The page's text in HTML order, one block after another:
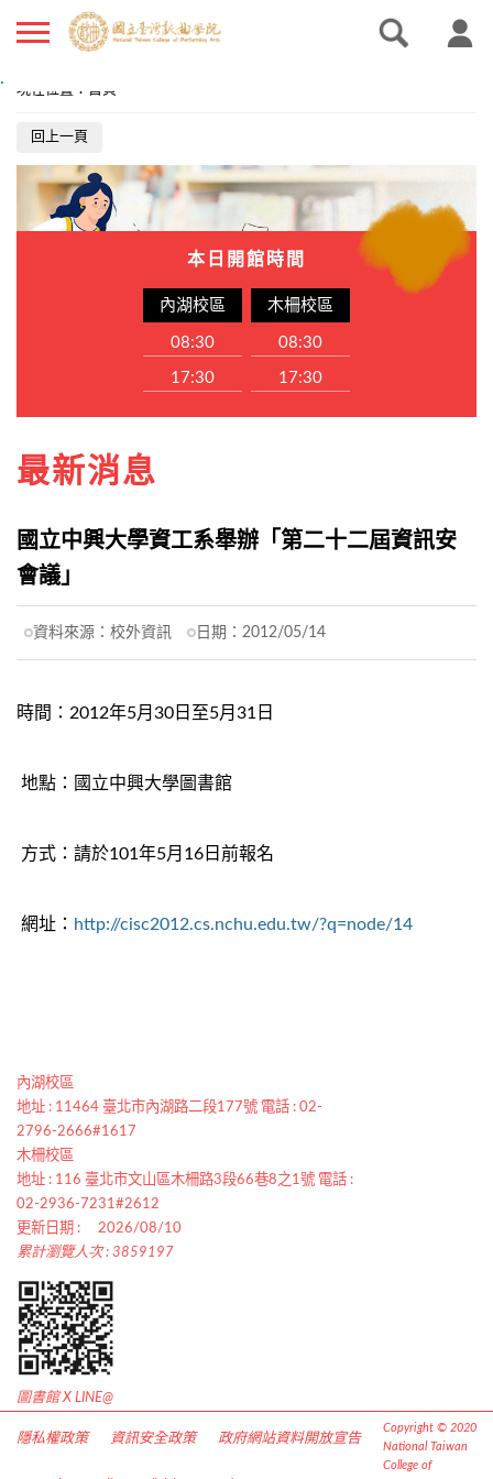
.
現在位置 ： 首頁
回上一頁
本日開館時間
內湖校區
08:30
17:30
木柵校區
08:30
17:30
最新消息
國立中興大學資工系舉辦「第二十二屆資訊安
會議」
資料來源： 校外資訊 日期： 2012/05/14
時間：2012年5月30日至5月31日
地點：國立中興大學圖書館
方式：請於101年5月16日前報名
網址： http://cisc2012.cs.nchu.edu.tw/?q=node/14
內湖校區
地址 : 11464 臺北市內湖路二段177號 電話 : 02-
2796-2666#1617
木柵校區
地址 : 116 臺北市文山區木柵路3段66巷8之1號 電話 :
02-2936-7231#2612
更新日期 :
2026/08/10
累計瀏覽人次 : 3859197
圖書館 X LINE@
隱私權政策 資訊安全政策 政府網站資料開放宣告
Copyright © 2020
National Taiwan
College of